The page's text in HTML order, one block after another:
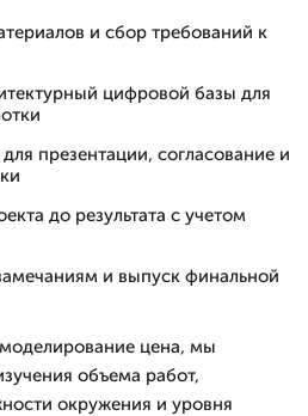
и сбор требований к
цифровой базы для
презентации, согласование и
до результата с учетом
и выпуск финальной
моделирование цена, мы
объема работ,
окружения и уровня